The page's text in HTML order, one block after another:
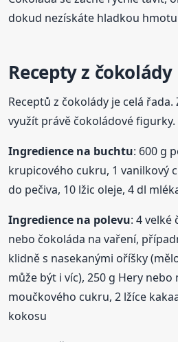
dokud nezískáte hladkou
Recepty z čokolády
Receptů z čokolády je celá
využít právě čokoládové figurky.
Ingredience na buchtu: 600 g
krupicového cukru, 1 vanilkový
do pečiva, 10 lžic oleje, 4 dl
Ingredience na polevu: 4
nebo čokoláda na vaření,
klidně s nasekanými oříšky
může být i víc), 250 g Hery nebo
moučkového cukru, 2 lžíce
kokosu